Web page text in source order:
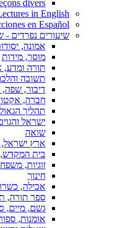
divers
in English
en Español
שיעורים נפרדים -
אמונה,
מוסר, מידות
תורה ומדע,
תשובה
דיבור, שפה,
חברה,
תהליך
ישראל
שואה
ארץ ישראל,
בית המקדש,
זוגיות,
חינוך
אכילה,
ספר תורה,
גשם, מיים,
אומנות,